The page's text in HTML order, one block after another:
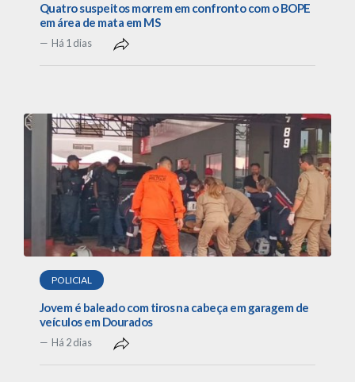
Quatro suspeitos morrem em confronto com o BOPE
em área de mata em MS
Há 1 dias
POLICIAL
Jovem é baleado com tiros na cabeça em garagem de
veículos em Dourados
Há 2 dias